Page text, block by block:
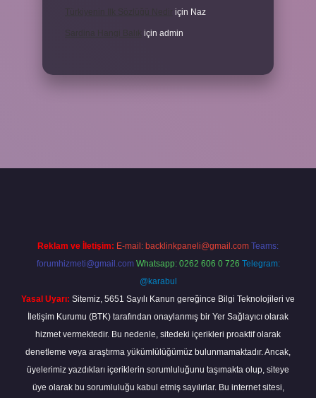
için Naz
Sardina Hangi Balık için admin
Reklam ve İletişim: E-mail: backlinkpaneli@gmail.com Teams:
forumhizmeti@gmail.com Whatsapp: 0262 606 0 726 Telegram:
@karabul
Yasal Uyarı: Sitemiz, 5651 Sayılı Kanun gereğince Bilgi Teknolojileri ve
İletişim Kurumu (BTK) tarafından onaylanmış bir Yer Sağlayıcı olarak
hizmet vermektedir. Bu nedenle, sitedeki içerikleri proaktif olarak
denetleme veya araştırma yükümlülüğümüz bulunmamaktadır. Ancak,
üyelerimiz yazdıkları içeriklerin sorumluluğunu taşımakta olup, siteye
üye olarak bu sorumluluğu kabul etmiş sayılırlar. Bu internet sitesi,